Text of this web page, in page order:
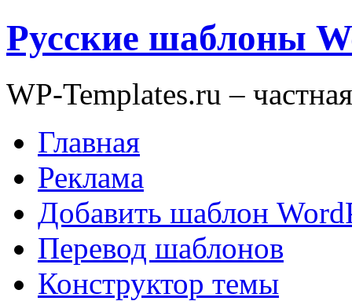
Русские шаблоны
WP-Templates.ru –
Главная
Реклама
Добавить шаблон
Перевод шаблонов
Конструктор темы